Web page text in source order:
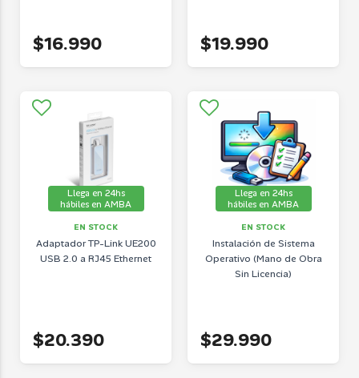
$16.990 $19.990
Llega en 24hs
hábiles en AMBA
EN STOCK
Adaptador TP-Link UE200
USB 2.0 a RJ45 Ethernet
$20.390
Llega en 24hs
hábiles en AMBA
EN STOCK
Instalación de Sistema
Operativo (Mano de Obra
Sin Licencia)
$29.990